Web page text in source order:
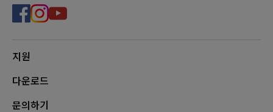
지원
다운로드
문의하기